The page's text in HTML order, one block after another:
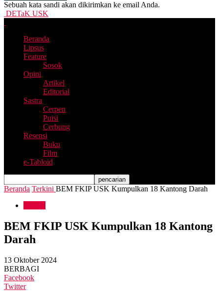
Sebuah kata sandi akan dikirimkan ke email Anda.
DETaK USK
Beranda
Lipsus
Feature
Sosok
Opini
Artikel
Editorial
Sastra
Cerpen
Puisi
Cerbung
Resensi
Buku
Film
e-Tabloid
Beranda Terkini BEM FKIP USK Kumpulkan 18 Kantong Darah
BEM FKIP USK Kumpulkan 18 Kantong
Darah
13 Oktober 2024
BERBAGI
Facebook
Twitter